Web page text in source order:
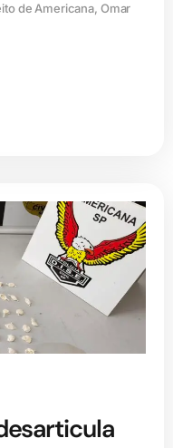
de Americana, Omar